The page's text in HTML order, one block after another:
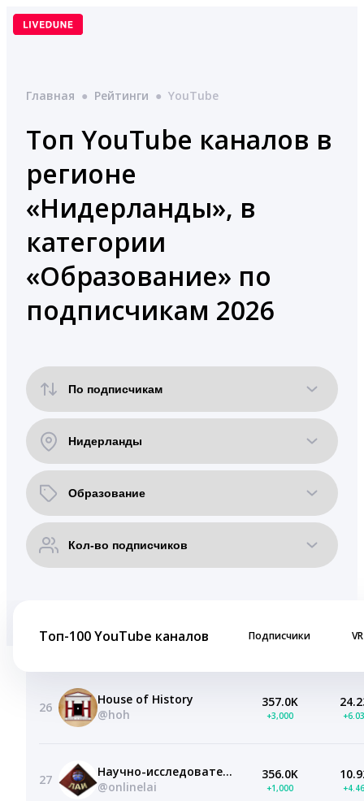
Перейти
Главная ● Рейтинги ● YouTube
Топ YouTube каналов в
регионе
«Нидерланды», в
категории
«Образование» по
подписчикам 2026
Топ-100 YouTube каналов Подписчики VR
26
House of History
@hoh
357.0K
+3,000
27
Научно-исследовательский центр ЛАИ
@onlinelai
356.0K
+1,000